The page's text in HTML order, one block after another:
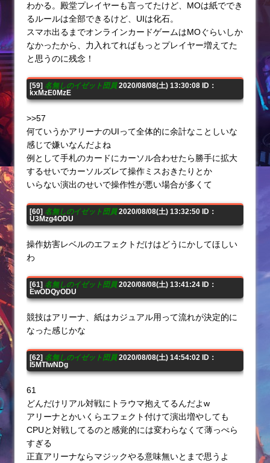
わかる。殿堂プレイヤーも言ってたけど、MOは紙ででき
るルールは全部できるけど、UIは化石。
スマホ出るまでオンラインカードゲームはMOぐらいしか
なかったから、力入れてればもっとプレイヤー増えてた
と思うのに残念！
[59] 名無しのイゼット団員2020/08/08(土) 13:30:08 ID：
kxMzE0MzE
>>57
何ていうかアリーナのUIって全体的に余計なことしいな
感じで嫌いなんだよね
例として手札のカードにカーソル合わせたら勝手に拡大
するせいでカーソルズレて操作ミスおきたりとか
いらない演出のせいで操作性が悪い場合が多くて
[60] 名無しのイゼット団員2020/08/08(土) 13:32:50 ID：
U3Mzg4ODU
操作妨害レベルのエフェクトだけはどうにかしてほしい
わ
[61] 名無しのイゼット団員2020/08/08(土) 13:41:24 ID：
EwODQyODU
競技はアリーナ、紙はカジュアル用って流れが決定的に
なった感じかな
[62] 名無しのイゼット団員2020/08/08(土) 14:54:02 ID：
I5MTIwNDg
61
どんだけリアル対戦にトラウマ抱えてるんだよw
アリーナとかいくらエフェクト付けて演出増やしても
CPUと対戦してるのと感覚的には変わらなくて薄っぺら
すぎる
正直アリーナならマジックやる意味無いとまで思うよ